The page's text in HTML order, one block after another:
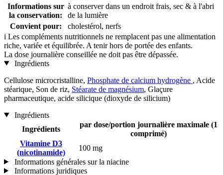
Informations sur
la conservation:
à conserver dans un endroit frais, sec & à l'abri
de la lumière
Convient pour:
cholestérol, nerfs
i Les compléments nutritionnels ne remplacent pas une alimentation
riche, variée et équilibrée. A tenir hors de portée des enfants.
La dose journalière conseillée ne doit pas être dépassée.
Ingrédients
Cellulose microcristalline, Phosphate de calcium hydrogène , Acide
stéarique, Son de riz, Stéarate de magnésium, Glaçure
pharmaceutique, acide silicique (dioxyde de silicium)
Ingrédients
Ingrédients
par dose/portion journalière maximale (1
comprimé)
Vitamine D3
(nicotinamide)
100 mg
Informations générales sur la niacine
Informations juridiques